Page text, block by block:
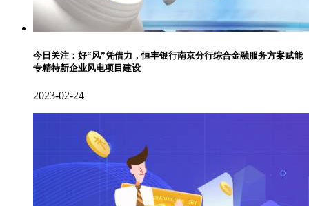
今日关注：好“风”凭借力，恒丰银行南京分行综合金融服务方案赋能
专精特新企业风电项目建设
2023-02-24